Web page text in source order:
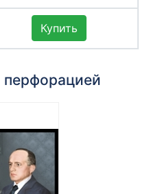
Купить
перфорацией